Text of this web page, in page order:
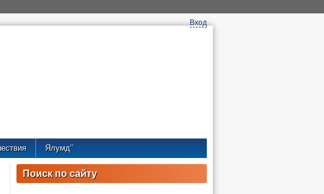
Вход
Ялумд’’
Поиск по сайту